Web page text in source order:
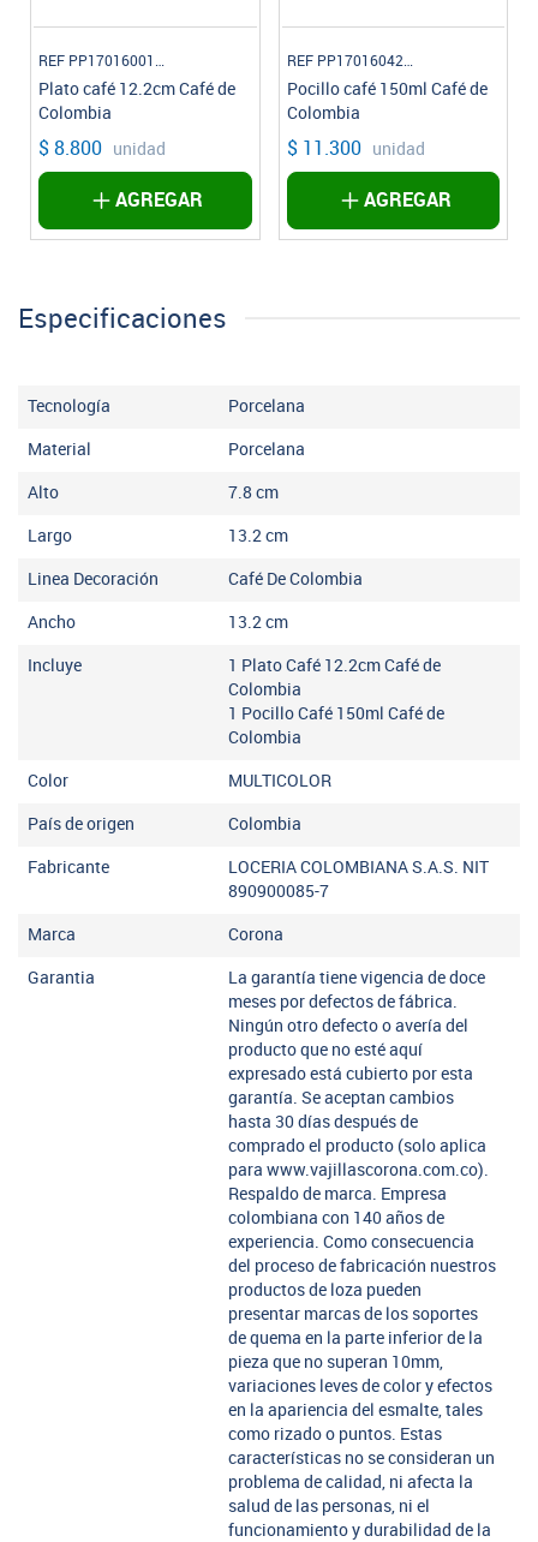
Plato café 12.2cm Café de
Colombia
$ 8.800 unidad
AGREGAR
Pocillo café 150ml Café de
Colombia
$ 11.300 unidad
AGREGAR
Especificaciones
Tecnología Porcelana
Material Porcelana
Alto 7.8 cm
Largo 13.2cm
Linea Decoración Café De Colombia
Ancho 13.2cm
Incluye
1 Plato Café 12.2cm Café de
Colombia
1 Pocillo Café 150ml Café de
Colombia
Color MULTICOLOR
País de origen Colombia
Fabricante
LOCERIA COLOMBIANA S.A.S. NIT
890900085-7
Marca Corona
Garantia
La garantía tiene vigencia de doce
meses por defectos de fábrica.
Ningún otro defecto o avería del
producto que no esté aquí
expresado está cubierto por esta
garantía. Se aceptan cambios
hasta 30 días después de
comprado el producto (solo aplica
para www.vajillascorona.com.co).
Respaldo de marca. Empresa
colombiana con 140 años de
experiencia. Como consecuencia
del proceso de fabricación nuestros
productos de loza pueden
presentar marcas de los soportes
de quema en la parte inferior de la
pieza que no superan 10mm,
variaciones leves de color y efectos
en la apariencia del esmalte, tales
como rizado o puntos. Estas
características no se consideran un
problema de calidad, ni afecta la
salud de las personas, ni el
funcionamiento y durabilidad de la